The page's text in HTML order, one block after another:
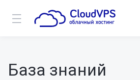
База знаний